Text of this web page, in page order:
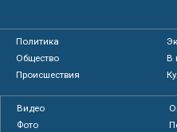
Политика
Общество
В
Происшествия
Видео
Фото